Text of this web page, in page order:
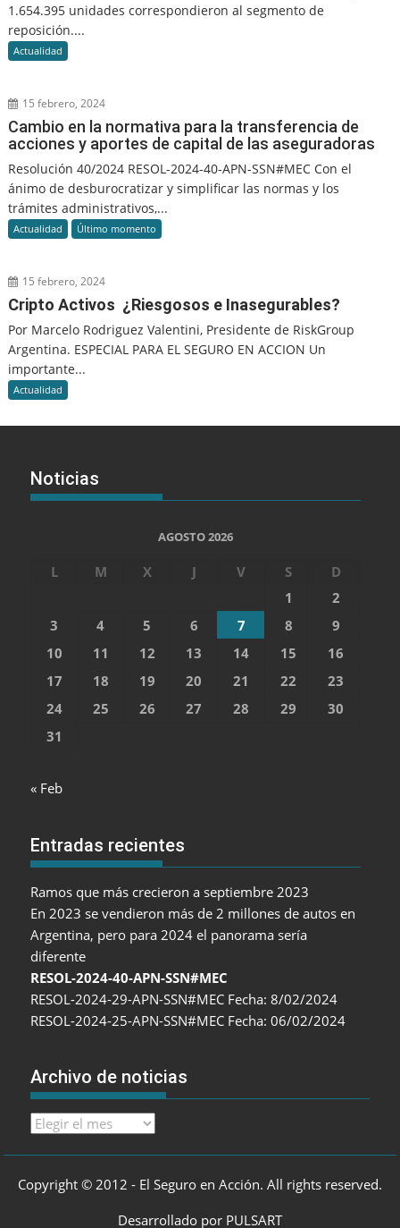
1.654.395 unidades correspondieron al segmento de
reposición....
Actualidad
15 febrero, 2024
Cambio en la normativa para la transferencia de
acciones y aportes de capital de las aseguradoras
Resolución 40/2024 RESOL-2024-40-APN-SSN#MEC Con el
ánimo de desburocratizar y simplificar las normas y los
trámites administrativos,...
Actualidad Último momento
15 febrero, 2024
Cripto Activos ¿Riesgosos e Inasegurables?
Por Marcelo Rodriguez Valentini, Presidente de RiskGroup
Argentina. ESPECIAL PARA EL SEGURO EN ACCION Un
importante...
Actualidad
Noticias
AGOSTO 2026
L M X J V S
D
1
2
3
4 5 6 7 8
9
10
11 12 13 14 15
16
17
18 19 20 21 22
23
24
25 26 27 28 29
30
31
« Feb
Entradas recientes
Ramos que más crecieron a septiembre 2023
En 2023 se vendieron más de 2 millones de autos en
Argentina, pero para 2024 el panorama sería
diferente
RESOL-2024-40-APN-SSN#MEC
RESOL-2024-29-APN-SSN#MEC Fecha: 8/02/2024
RESOL-2024-25-APN-SSN#MEC Fecha: 06/02/2024
Archivo de noticias
Archivo
Copyright © 2012 - El Seguro en Acción. All rights reserved.
Desarrollado por PULSART